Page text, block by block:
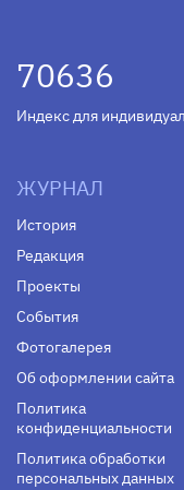
70636
Индекс для
ЖУРНАЛ
История
Редакция
Проекты
События
Фотогалерея
Об оформлении сайта
Политика
конфиденциальности
Политика обработки
персональных данных